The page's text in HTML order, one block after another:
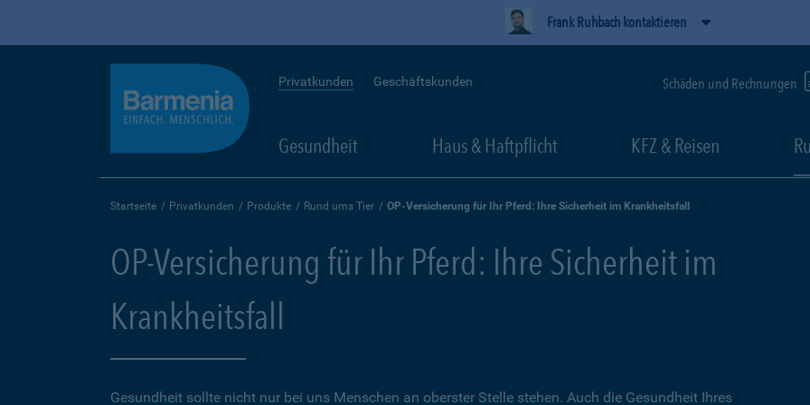
Frank Ruhbach kontaktieren
Privatkunden Geschäftskunden Schäden und Rechnungen
Gesundheit Haus & Haftpflicht KFZ & Reisen
Startseite Privatkunden Produkte Rund ums Tier OP-Versicherung für Ihr Pferd: Ihre Sicherheit im Krankheitsfall
OP-Versicherung für Ihr Pferd: Ihre Sicherheit im
Krankheitsfall
Gesundheit sollte nicht nur bei uns Menschen an oberster Stelle stehen. Auch die Gesundheit Ihres